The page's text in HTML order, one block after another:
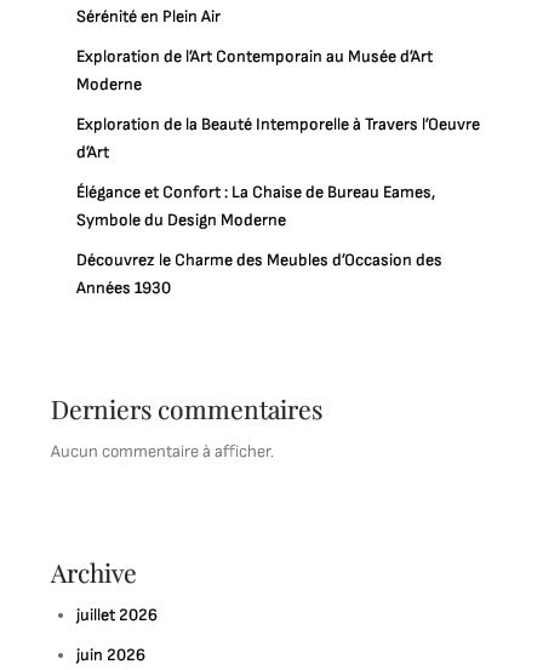
Sérénité en Plein Air
Exploration de l’Art Contemporain au Musée d’Art
Moderne
Exploration de la Beauté Intemporelle à Travers l’Oeuvre
d’Art
Élégance et Confort : La Chaise de Bureau Eames,
Symbole du Design Moderne
Découvrez le Charme des Meubles d’Occasion des
Années 1930
Derniers commentaires
Aucun commentaire à afficher.
Archive
juillet 2026
juin 2026